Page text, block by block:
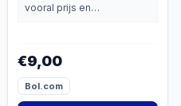
vooral prijs en
€9,00
Bol.com